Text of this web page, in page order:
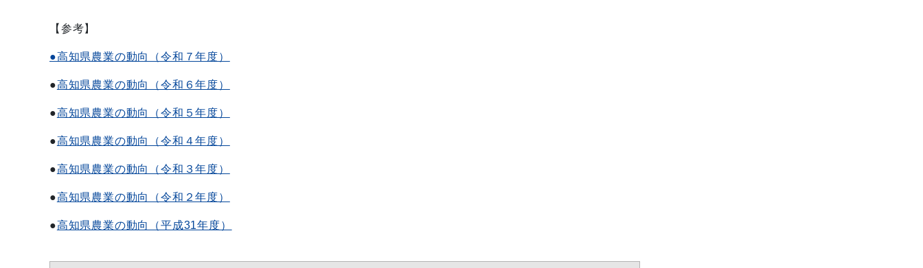
【参考】
●高知県農業の動向（令和７年度）
●高知県農業の動向（令和６年度）
●高知県農業の動向（令和５年度）
●高知県農業の動向（令和４年度）
●高知県農業の動向（令和３年度）
●高知県農業の動向（令和２年度）
●高知県農業の動向（平成31年度）